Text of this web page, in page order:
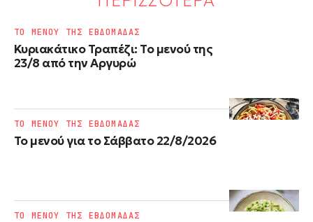
Κυριακάτικο Τραπέζι: Το μενού της
23/8 από την Αργυρώ
ΤΟ ΜΕΝΟΥ ΤΗΣ ΕΒΔΟΜΑΔΑΣ
Το μενού για το Σάββατο 22/8/2026
ΤΟ ΜΕΝΟΥ ΤΗΣ ΕΒΔΟΜΑΔΑΣ
ΤΟ ΜΕΝΟΥ ΤΗΣ ΕΒΔΟΜΑΔΑΣ